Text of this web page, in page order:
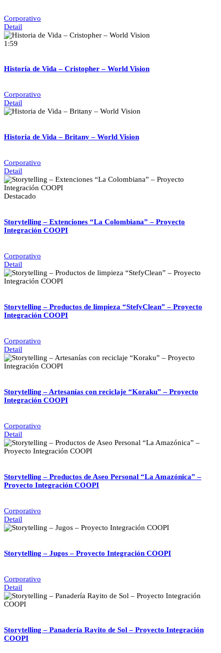
Corporativo
Detail
1:59
Historia de Vida – Cristopher – World Vision
Corporativo
Detail
Historia de Vida – Britany – World Vision
Corporativo
Detail
Destacado
Storytelling – Extenciones “La Colombiana” – Proyecto
Integración COOPI
Corporativo
Detail
Storytelling – Productos de limpieza “StefyClean” – Proyecto
Integración COOPI
Corporativo
Detail
Storytelling – Artesanías con reciclaje “Koraku” – Proyecto
Integración COOPI
Corporativo
Detail
Storytelling – Productos de Aseo Personal “La Amazónica” –
Proyecto Integración COOPI
Corporativo
Detail
Storytelling – Jugos – Proyecto Integración COOPI
Corporativo
Detail
Storytelling – Panadería Rayito de Sol – Proyecto Integración
COOPI